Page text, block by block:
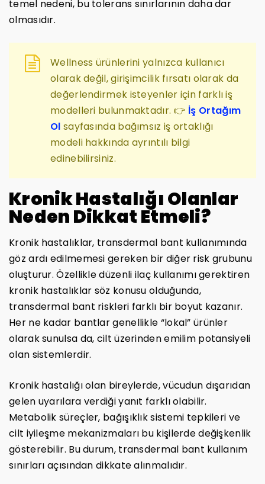
temel nedeni, bu tolerans sınırlarının daha dar
olmasıdır.
Wellness ürünlerini yalnızca kullanıcı
olarak değil, girişimcilik fırsatı olarak da
değerlendirmek isteyenler için farklı iş
modelleri bulunmaktadır. 👉 İş Ortağım
Ol sayfasında bağımsız iş ortaklığı
modeli hakkında ayrıntılı bilgi
edinebilirsiniz.
Kronik Hastalığı Olanlar
Neden Dikkat Etmeli?
Kronik hastalıklar, transdermal bant kullanımında
göz ardı edilmemesi gereken bir diğer risk grubunu
oluşturur. Özellikle düzenli ilaç kullanımı gerektiren
kronik hastalıklar söz konusu olduğunda,
transdermal bant riskleri farklı bir boyut kazanır.
Her ne kadar bantlar genellikle “lokal” ürünler
olarak sunulsa da, cilt üzerinden emilim potansiyeli
olan sistemlerdir.
Kronik hastalığı olan bireylerde, vücudun dışarıdan
gelen uyarılara verdiği yanıt farklı olabilir.
Metabolik süreçler, bağışıklık sistemi tepkileri ve
cilt iyileşme mekanizmaları bu kişilerde değişkenlik
gösterebilir. Bu durum, transdermal bant kullanım
sınırları açısından dikkate alınmalıdır.